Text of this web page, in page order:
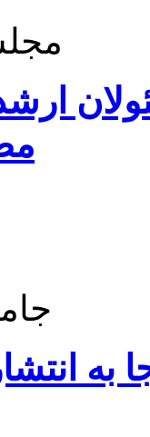
به